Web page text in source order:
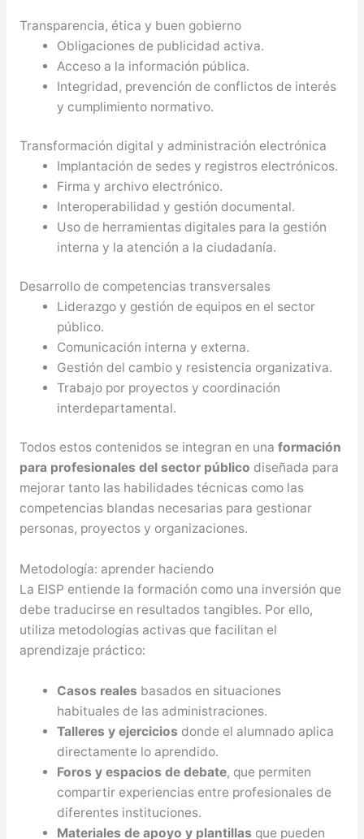
Transparencia, ética y buen gobierno
Obligaciones de publicidad activa.
Acceso a la información pública.
Integridad, prevención de conflictos de interés
y cumplimiento normativo.
Transformación digital y administración electrónica
Implantación de sedes y registros electrónicos.
Firma y archivo electrónico.
Interoperabilidad y gestión documental.
Uso de herramientas digitales para la gestión
interna y la atención a la ciudadanía.
Desarrollo de competencias transversales
Liderazgo y gestión de equipos en el sector
público.
Comunicación interna y externa.
Gestión del cambio y resistencia organizativa.
Trabajo por proyectos y coordinación
interdepartamental.
Todos estos contenidos se integran en una formación
para profesionales del sector público diseñada para
mejorar tanto las habilidades técnicas como las
competencias blandas necesarias para gestionar
personas, proyectos y organizaciones.
Metodología: aprender haciendo
La EISP entiende la formación como una inversión que
debe traducirse en resultados tangibles. Por ello,
utiliza metodologías activas que facilitan el
aprendizaje práctico:
Casos reales basados en situaciones
habituales de las administraciones.
Talleres y ejercicios donde el alumnado aplica
directamente lo aprendido.
Foros y espacios de debate, que permiten
compartir experiencias entre profesionales de
diferentes instituciones.
Materiales de apoyo y plantillas que pueden